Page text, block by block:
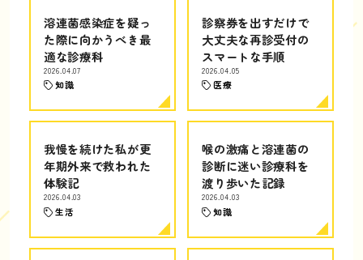
溶連菌感染症を疑っ
た際に向かうべき最
適な診療科
2026.04.07
知識
診察券を出すだけで
大丈夫な再診受付の
スマートな手順
2026.04.05
医療
我慢を続けた私が更
年期外来で救われた
体験記
2026.04.03
生活
喉の激痛と溶連菌の
診断に迷い診療科を
渡り歩いた記録
2026.04.03
知識